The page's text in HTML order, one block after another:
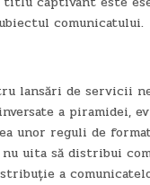
comunicatului.
lansări de servicii
a piramidei,
unor reguli de
nu uita să distribui
a